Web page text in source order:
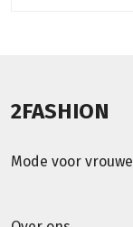
2FASHION
Mode voor